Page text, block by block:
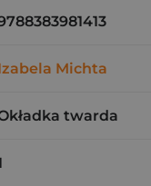
Michta
twarda